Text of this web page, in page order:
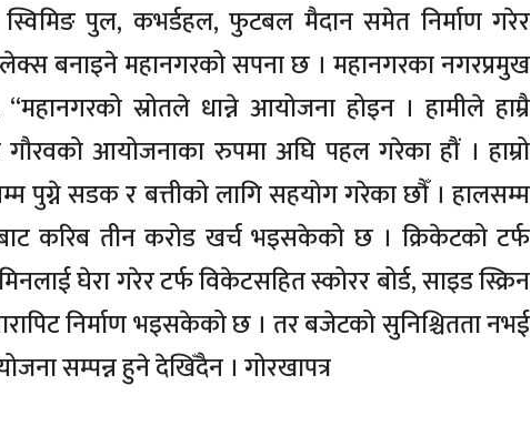
स्विमिङ पुल, कभर्डहल, फुटबल मैदान समेत निर्माण गरेर
बनाइने महानगरको सपना छ । महानगरका नगरप्रमुख
स्रोतले धान्ने आयोजना होइन । हामीले हाम्रै
गौरवको आयोजनाका रुपमा अघि पहल गरेका हौं । हाम्रो
पुग्ने सडक र बत्तीको लागि सहयोग गरेका छौँ । हालसम्म
करिब तीन करोड खर्च भइसकेको छ । क्रिकेटको टर्फ
घेरा गरेर टर्फ विकेटसहित स्कोरर बोर्ड, साइड स्क्रिन
निर्माण भइसकेको छ । तर बजेटको सुनिश्चितता नभई
सम्पन्न हुने देखिँदैन । गोरखापत्र